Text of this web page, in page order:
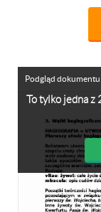
To tylko jedna z
Podgląd dokumentu